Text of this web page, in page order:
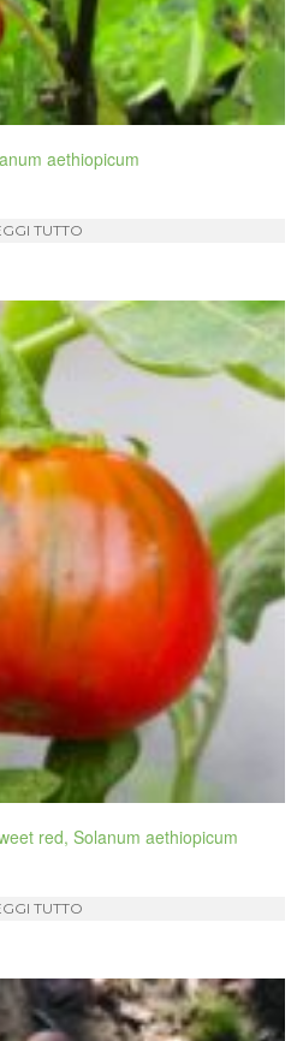
aethiopicum
TUTTO
red, Solanum aethiopicum
TUTTO